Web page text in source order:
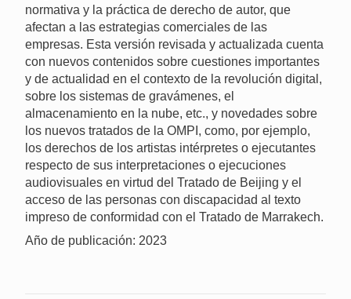
normativa y la práctica de derecho de autor, que
afectan a las estrategias comerciales de las
empresas. Esta versión revisada y actualizada cuenta
con nuevos contenidos sobre cuestiones importantes
y de actualidad en el contexto de la revolución digital,
sobre los sistemas de gravámenes, el
almacenamiento en la nube, etc., y novedades sobre
los nuevos tratados de la OMPI, como, por ejemplo,
los derechos de los artistas intérpretes o ejecutantes
respecto de sus interpretaciones o ejecuciones
audiovisuales en virtud del Tratado de Beijing y el
acceso de las personas con discapacidad al texto
impreso de conformidad con el Tratado de Marrakech.
Año de publicación: 2023